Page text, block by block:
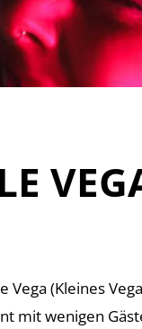
(Kleines
mit wenigen